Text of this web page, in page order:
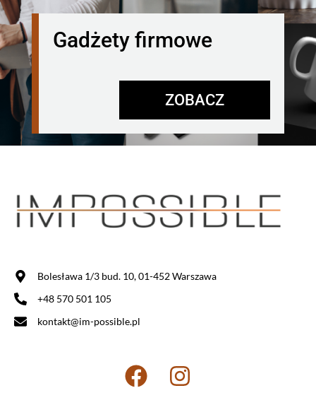
Gadżety firmowe
ZOBACZ
Bolesława 1/3 bud. 10, 01-452 Warszawa
+48 570 501 105
kontakt@im-possible.pl